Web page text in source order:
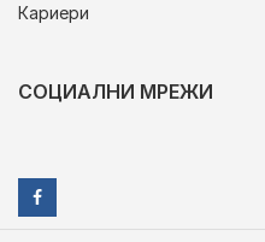
Кариери
СОЦИАЛНИ МРЕЖИ